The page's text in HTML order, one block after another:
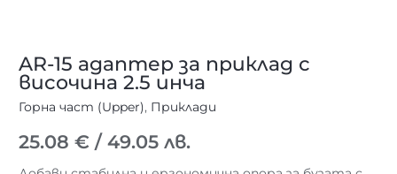
AR-15 адаптер за приклад с
височина 2.5 инча
Горна част (Upper), Приклади
25.08€ / 49.05 лв.